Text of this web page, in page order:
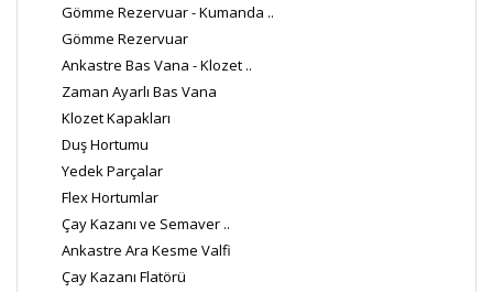
Gömme Rezervuar - Kumanda ..
Gömme Rezervuar
Ankastre Bas Vana - Klozet ..
Zaman Ayarlı Bas Vana
Klozet Kapakları
Duş Hortumu
Yedek Parçalar
Flex Hortumlar
Çay Kazanı ve Semaver ..
Ankastre Ara Kesme Valfi
Çay Kazanı Flatörü